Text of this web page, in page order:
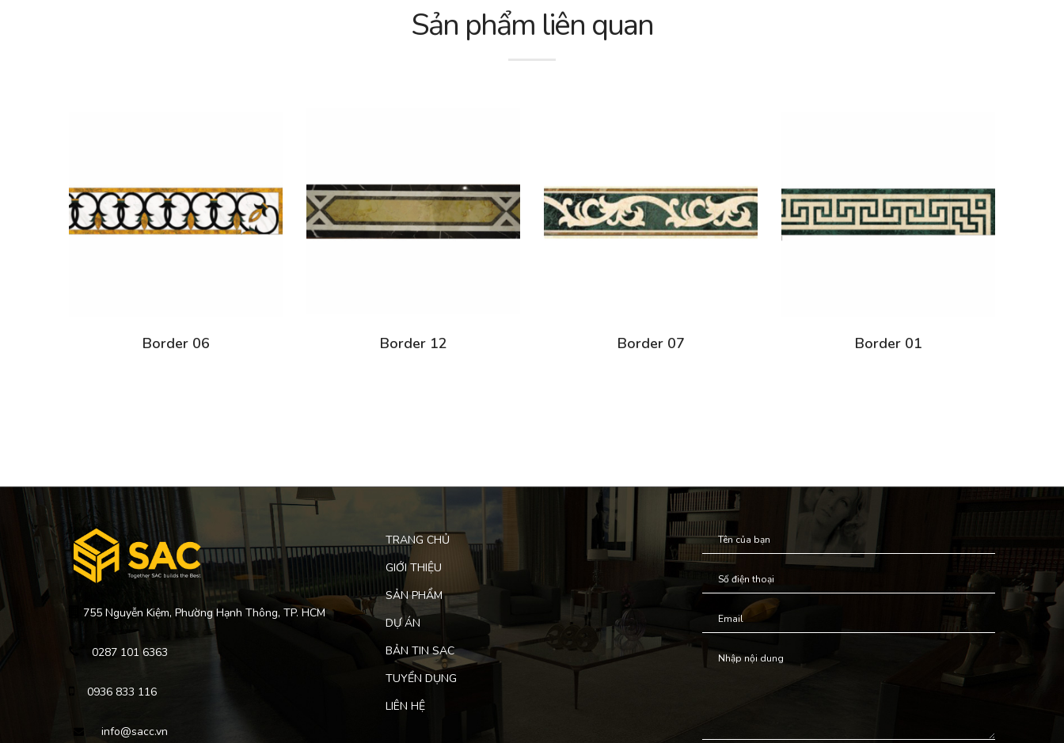
Sản phẩm liên quan
Border 06 Border 12 Border 07 Border 01
755 Nguyễn Kiệm, Phường Hạnh Thông, TP. HCM
0287 101 6363
0936 833 116
info@sacc.vn
TRANG CHỦ
GIỚI THIỆU
SẢN PHẨM
DỰ ÁN
BẢN TIN SAC
TUYỂN DỤNG
LIÊN HỆ